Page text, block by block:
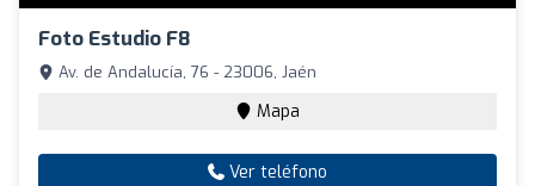
Foto Estudio F8
Av. de Andalucía, 76 - 23006, Jaén
Mapa
Ver teléfono